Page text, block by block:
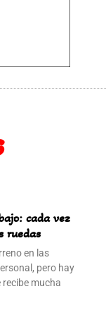
cada vez
ruedas
en las
pero hay
recibe mucha